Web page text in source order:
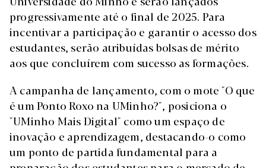
progressivamente até o final de 2025. Para
incentivar a participação e garantir o acesso dos
estudantes, serão atribuídas bolsas de mérito
aos que concluírem com sucesso as formações.
A campanha de lançamento, com o mote "O que
é um Ponto Roxo na UMinho?", posiciona o
"UMinho Mais Digital" como um espaço de
inovação e aprendizagem, destacando-o como
um ponto de partida fundamental para a